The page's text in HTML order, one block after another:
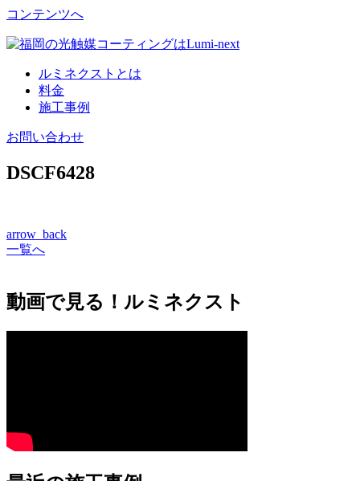
コンテンツへ
ルミネクストとは
料金
施工事例
お問い合わせ
DSCF6428
arrow_back
一覧へ
動画で見る！ルミネクスト